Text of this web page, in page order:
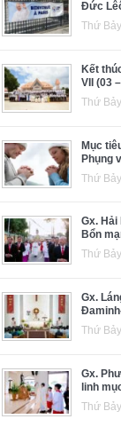
Đức
Thứ
Kết
VII (03
Thứ
Mục
Phụng
Thứ
Gx.
Bổn
Thứ
Gx.
Thứ
Gx.
linh
Thứ